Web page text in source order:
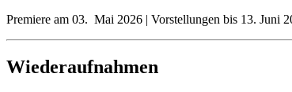
Premiere am 03. Mai 2026 | Vorstellungen bis 13. Juni
Wiederaufnahmen